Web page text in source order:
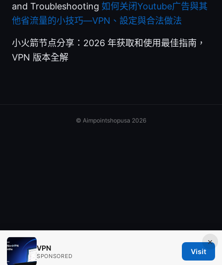
and Troubleshooting 如何关闭Youtube广告與其
他省流量的小技巧—VPN、設定與合法做法
小火箭节点分享：2026 年获取和使用最佳指南，
VPN 版本全解
×
VPN
SPONSORED
Visit
© Aimpointshopusa 2026